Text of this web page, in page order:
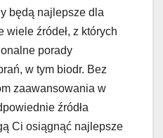
będą najlepsze dla
źródeł, z których
porady
w tym biodr. Bez
zaawansowania w
źródła
Ci osiągnąć najlepsze